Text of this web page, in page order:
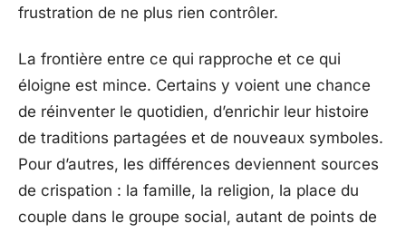
frustration de ne plus rien contrôler.
La frontière entre ce qui rapproche et ce qui
éloigne est mince. Certains y voient une chance
de réinventer le quotidien, d’enrichir leur histoire
de traditions partagées et de nouveaux symboles.
Pour d’autres, les différences deviennent sources
de crispation : la famille, la religion, la place du
couple dans le groupe social, autant de points de